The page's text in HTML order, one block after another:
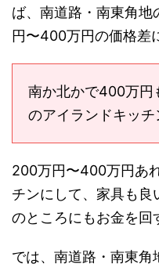
ば、南道路・南東角
円〜400万円の価格差
南か北かで400万円
のアイランドキッチ
200万円〜400万円あ
チンにして、家具も
のところにもお金を回
では、南道路・南東